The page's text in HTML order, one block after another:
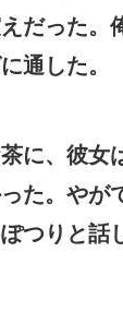
だった。
通した。
に、彼女
た。やが
つりと話